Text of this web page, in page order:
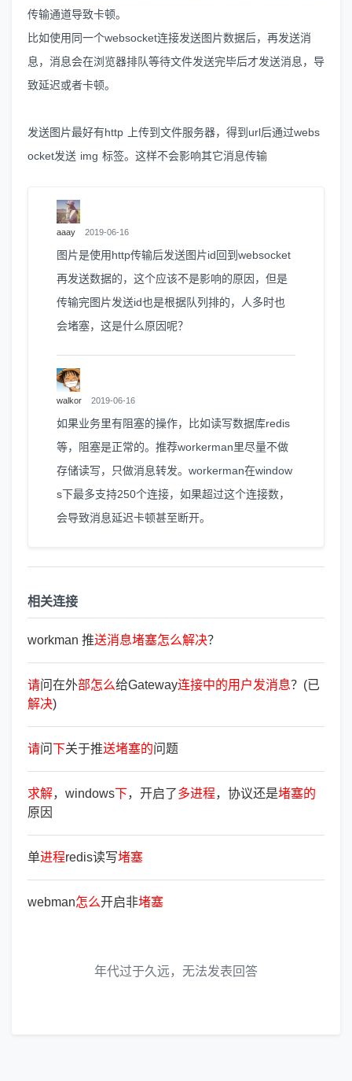
传输通道导致卡顿。
比如使用同一个websocket连接发送图片数据后，再发送消
息，消息会在浏览器排队等待文件发送完毕后才发送消息，导
致延迟或者卡顿。
发送图片最好有http 上传到文件服务器，得到url后通过webs
ocket发送 img 标签。这样不会影响其它消息传输
aaay 2019-06-16
图片是使用http传输后发送图片id回到websocket
再发送数据的，这个应该不是影响的原因，但是
传输完图片发送id也是根据队列排的，人多时也
会堵塞，这是什么原因呢？
walkor 2019-06-16
如果业务里有阻塞的操作，比如读写数据库redis
等，阻塞是正常的。推荐workerman里尽量不做
存储读写，只做消息转发。workerman在window
s下最多支持250个连接，如果超过这个连接数，
会导致消息延迟卡顿甚至断开。
相关连接
workman 推送消息堵塞怎么解决？
请问在外部怎么给Gateway连接中的用 户发消息？(已
解决)
请问下关于推送堵塞的问题
求解，windows下，开启了多进程，协议还是堵塞的
原因
单进程redis读写堵塞
webman怎么开启非堵塞
年代过于久远，无法发表回答